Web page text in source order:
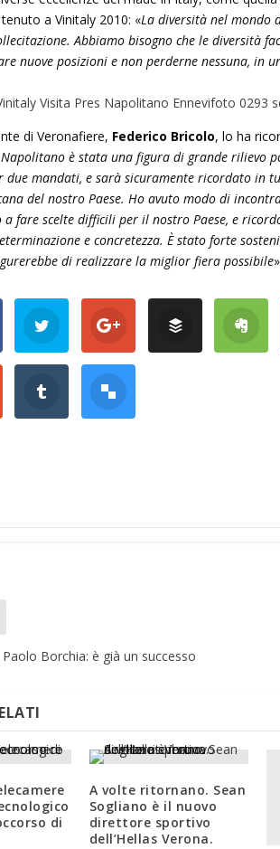
a Vinitaly 2010: «La diversità nel mondo
Abbiamo bisogno che le diversità
nuove posizioni e non perderne nessuna, in
di Veronafiere, Federico Bricolo, lo ha
è stata una figura di grande rilievo
due mandati, e sarà sicuramente ricordato in
del nostro Paese. Ho avuto modo di
a fare scelte difficili per il nostro Paese, e
e concretezza. È stato forte
di realizzare la miglior fiera possibile
Borchia: è già un successo
di
A volte ritornano. Sean
Sogliano è il nuovo
direttore sportivo
dell’Hellas Verona.